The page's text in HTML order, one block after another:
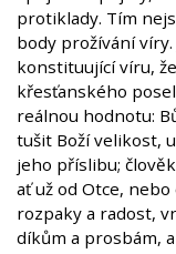
protiklady. Tím
body prožívání
konstituující víru,
křesťanského
reálnou hodnotu:
tušit Boží velikost,
jeho příslibu;
ať už od Otce,
rozpaky a radost,
díkům a prosbám,